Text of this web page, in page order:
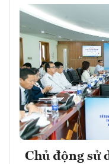
Chủ động sử